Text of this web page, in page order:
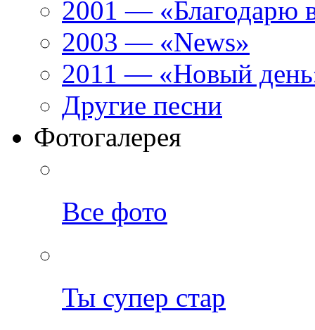
2001 — «Благодарю
2003 — «News»
2011 — «Новый
Другие песни
Фотогалерея
Все фото
Ты супер стар